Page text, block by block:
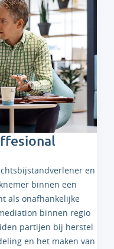
en
binnen een
als onafhankelijke
binnen regio
partijen bij herstel
en het maken van